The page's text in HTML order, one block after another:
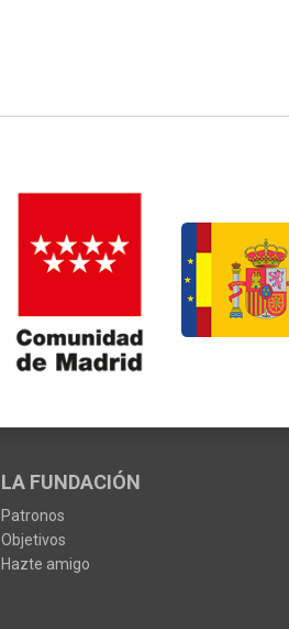
LA FUNDACIÓN
Patronos
Objetivos
Hazte amigo